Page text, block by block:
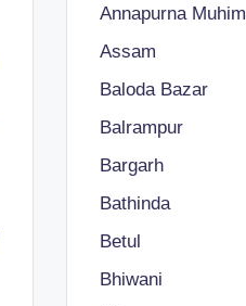
Annapurna Muhim
Assam
Baloda Bazar
Balrampur
Bargarh
Bathinda
Betul
Bhiwani